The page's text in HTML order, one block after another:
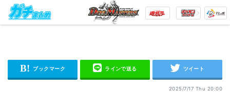
2025/7/17 Thu 20:00